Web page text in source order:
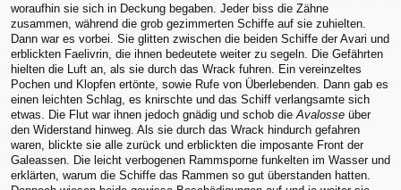
woraufhin sie sich in Deckung begaben. Jeder biss die Zähne
zusammen, während die grob gezimmerten Schiffe auf sie zuhielten.
Dann war es vorbei. Sie glitten zwischen die beiden Schiffe der Avari und
erblickten Faelivrin, die ihnen bedeutete weiter zu segeln. Die Gefährten
hielten die Luft an, als sie durch das Wrack fuhren. Ein vereinzeltes
Pochen und Klopfen ertönte, sowie Rufe von Überlebenden. Dann gab es
einen leichten Schlag, es knirschte und das Schiff verlangsamte sich
etwas. Die Flut war ihnen jedoch gnädig und schob dieAvalosse über
den Widerstand hinweg. Als sie durch das Wrack hindurch gefahren
waren, blickte sie alle zurück und erblickten die imposante Front der
Galeassen. Die leicht verbogenen Rammsporne funkelten im Wasser und
erklärten, warum die Schiffe das Rammen so gut überstanden hatten.